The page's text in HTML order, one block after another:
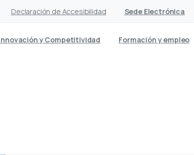
Declaración de Accesibilidad Sede Electrónica
y Competitividad Formación y empleo